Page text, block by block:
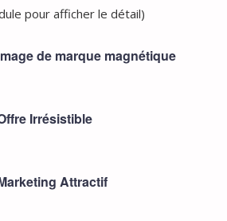
pour afficher le détail)
de marque magnétique
Irrésistible
Attractif